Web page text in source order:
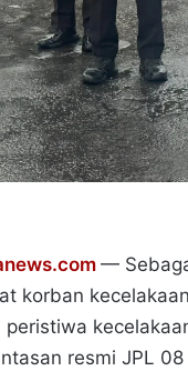
—
korban
resmi JPL